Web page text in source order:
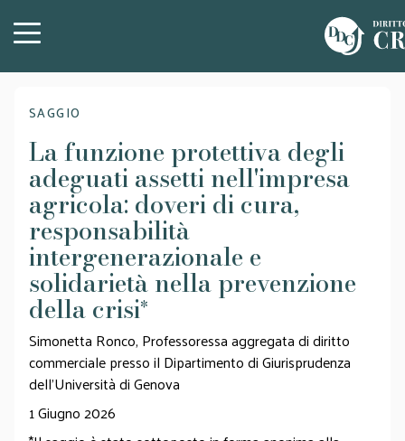
SAGGIO
La funzione protettiva degli
adeguati assetti nell'impresa
agricola: doveri di cura,
responsabilità
intergenerazionale e
solidarietà nella prevenzione
della crisi*
Simonetta Ronco, Professoressa aggregata di diritto
commerciale presso il Dipartimento di Giurisprudenza
dell'Università di Genova
1 Giugno 2026